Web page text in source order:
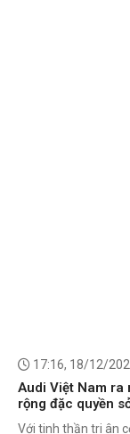
17:16, 18/12/
Audi Việt Nam ra
rộng đặc quyền
Với tinh thần tri ân